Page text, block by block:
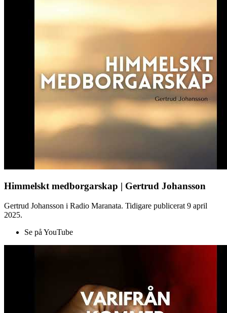
Himmelskt medborgarskap | Gertrud Johansson
Gertrud Johansson i Radio Maranata. Tidigare publicerat 9 april
2025.
Se på YouTube